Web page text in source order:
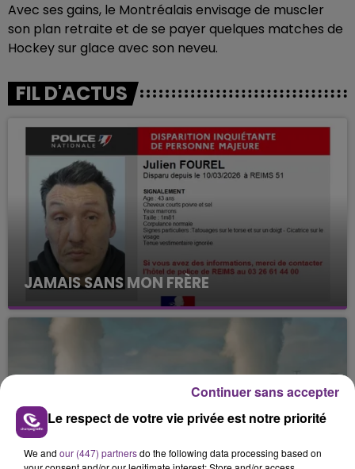
Avec ses gains, le Montréalais envisage de muscler
son plan retraite et de se payer quelques matches de
Hockey sur glace avec son neveu.
FIL D'ACTUS
JAMAIS SANS MON FRÈRE
Julien Fourel n'a plus donné signé de vie depuis 5
mois. Sa sœur poursuit ses recherches pour le
retrouver.
LA CENTRALE NUCLÉAIRE DE CHOOZ
Le respect de votre vie privée est notre priorité
We and our (447) partnersdo the following data processing based on
Continuer sans accepter